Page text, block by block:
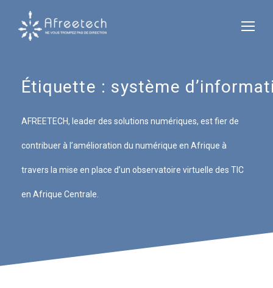
Étiquette : système
AFREETECH, leader des solutions numériques, est fier de
contribuer à l’amélioration du numérique en Afrique à
travers la mise en place d’un observatoire virtuelle des TIC
en Afrique Centrale.